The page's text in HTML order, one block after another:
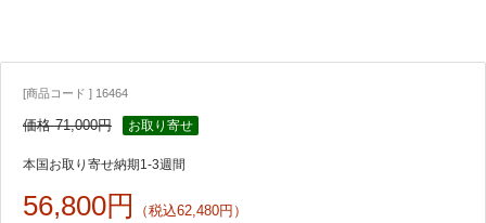
[商品コード ] 16464
価格 71,000円 お取り寄せ
本国お取り寄せ納期1-3週間
56,800円 （税込62,480円）